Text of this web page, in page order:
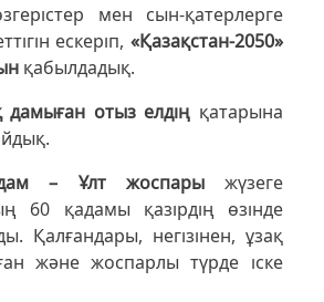
мен сын-қатерлерге
ескеріп, «Қазақстан-2050»
қабылдадық.
дамыған отыз елдің қатарына
– Ұлт жоспарыжүзеге
60 қадамы қазірдің өзінде
Қалғандары, негізінен, ұзақ
және жоспарлы түрде іске